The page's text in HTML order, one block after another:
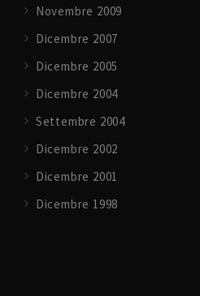
Novembre 2009
Dicembre 2007
Dicembre 2005
Dicembre 2004
Settembre 2004
Dicembre 2002
Dicembre 2001
Dicembre 1998